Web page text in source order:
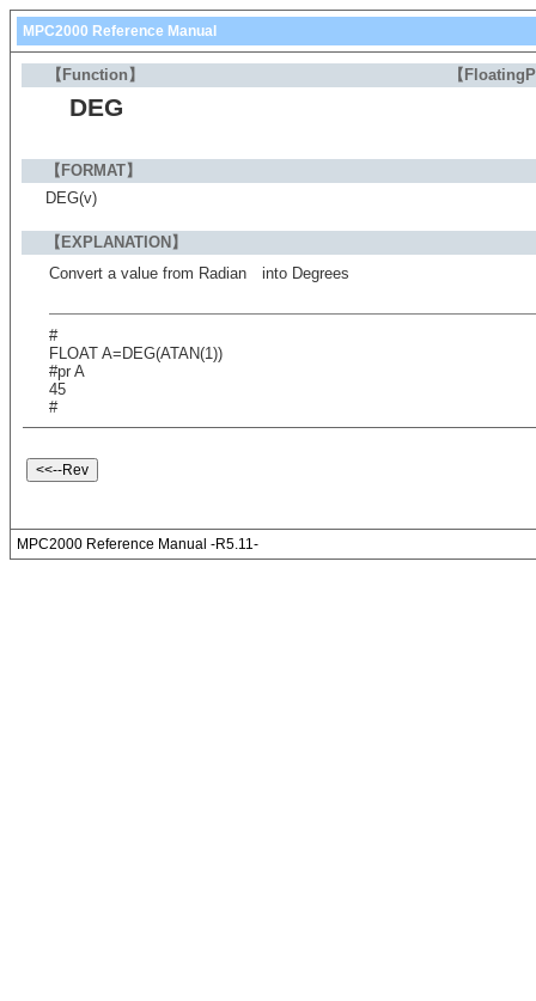
MPC2000 Reference Manual
【Function】 【
DEG
【FORMAT】
DEG(v)
【EXPLANATION】
Convert a value from Radian into Degrees
#
FLOAT A=DEG(ATAN(1))
#pr A
45
#
MPC2000 Reference Manual -R5.11-